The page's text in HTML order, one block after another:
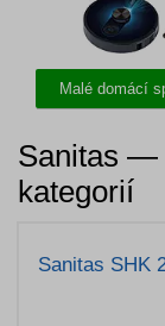
Malé domácí
Sanitas —
kategorií
Sanitas SHK